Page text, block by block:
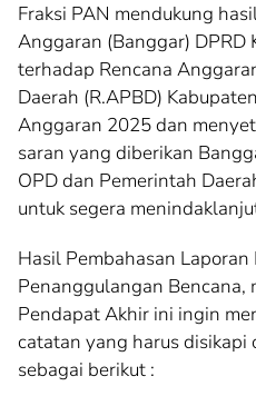
Fraksi PAN mendukung
Anggaran (Banggar) DPRD
terhadap Rencana
Daerah (R.APBD)
Anggaran 2025 dan
saran yang diberikan
OPD dan Pemerintah
untuk segera
Hasil Pembahasan
Penanggulangan Bencana,
Pendapat Akhir ini ingin
catatan yang harus
sebagai berikut :